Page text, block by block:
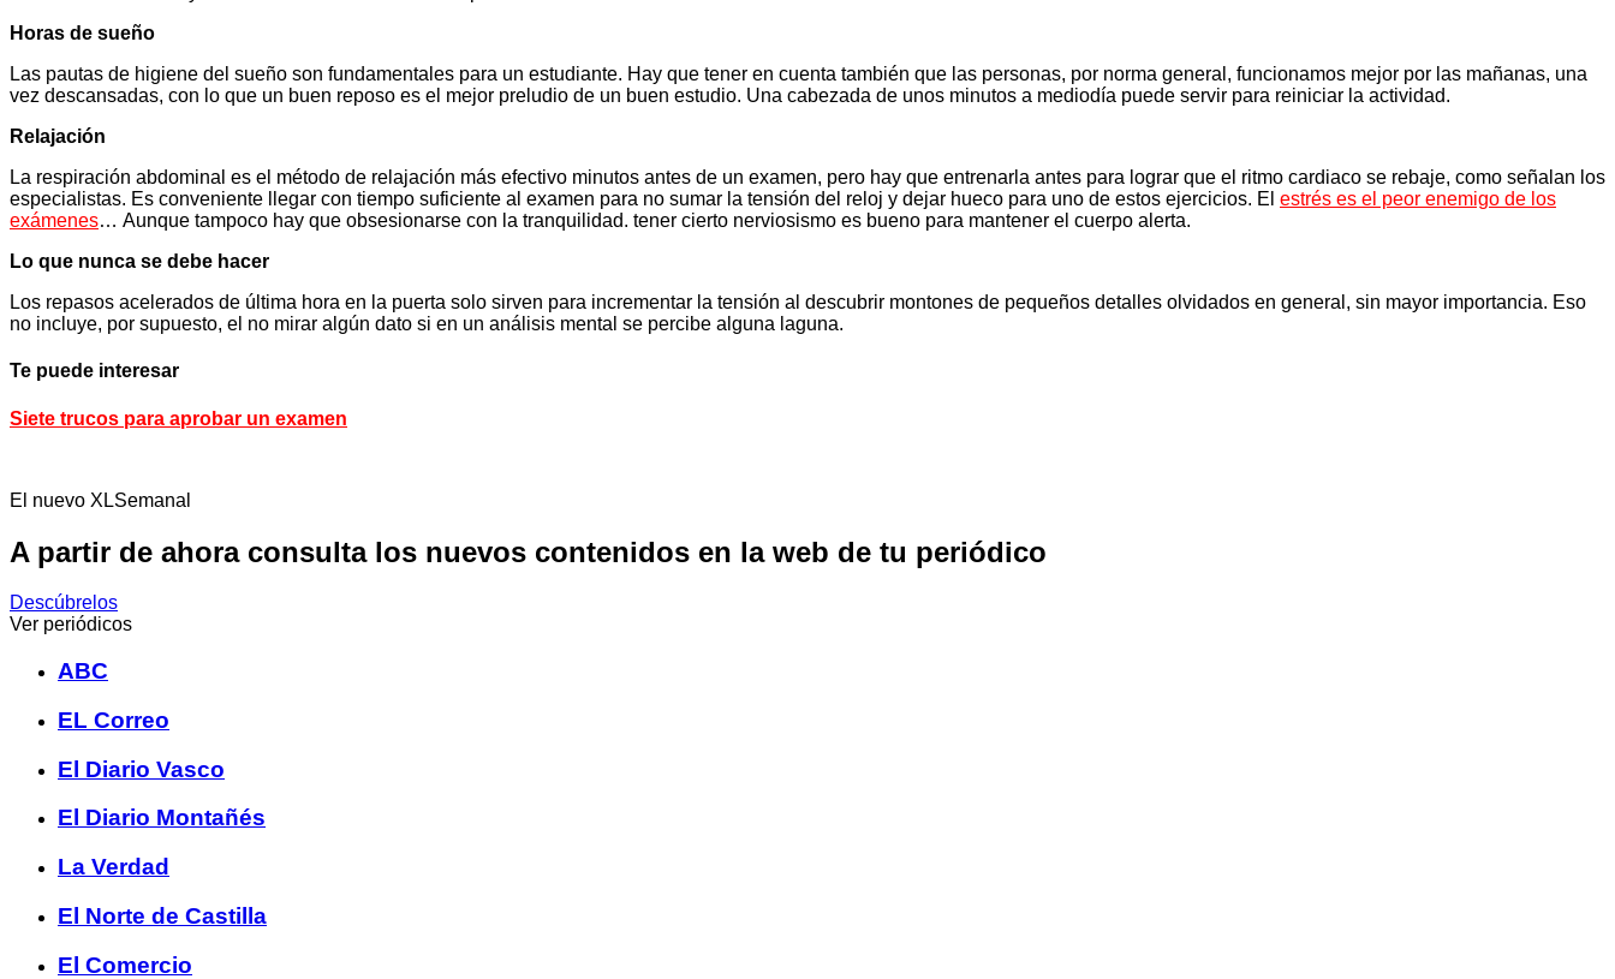
Horas de sueño
Las pautas de higiene del sueño son fundamentales para un estudiante. Hay que tener en cuenta también que las personas, por norma general, funcionamos mejor por las mañanas, una
vez descansadas, con lo que un buen reposo es el mejor preludio de un buen estudio. Una cabezada de unos minutos a mediodía puede servir para reiniciar la actividad.
Relajación
La respiración abdominal es el método de relajación más efectivo minutos antes de un examen, pero hay que entrenarla antes para lograr que el ritmo cardiaco se rebaje, como señalan los
especialistas. Es conveniente llegar con tiempo suficiente al examen para no sumar la tensión del reloj y dejar hueco para uno de estos ejercicios. El estrés es el peor enemigo de los
exámenes… Aunque tampoco hay que obsesionarse con la tranquilidad. tener cierto nerviosismo es bueno para mantener el cuerpo alerta.
Lo que nunca se debe hacer
Los repasos acelerados de última hora en la puerta solo sirven para incrementar la tensión al descubrir montones de pequeños detalles olvidados en general, sin mayor importancia. Eso
no incluye, por supuesto, el no mirar algún dato si en un análisis mental se percibe alguna laguna.
Te puede interesar
Siete trucos para aprobar un examen
El nuevo XLSemanal
A partir de ahora consulta los nuevos contenidos en la web de tu periódico
Descúbrelos
Ver periódicos
ABC
EL Correo
El Diario Vasco
El Diario Montañés
La Verdad
El Norte de Castilla
El Comercio